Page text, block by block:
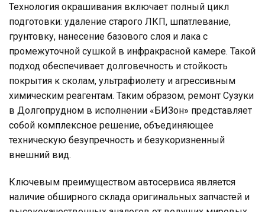
Технология окрашивания включает полный цикл
подготовки: удаление старого ЛКП, шпатлевание,
грунтовку, нанесение базового слоя и лака с
промежуточной сушкой в инфракрасной камере. Такой
подход обеспечивает долговечность и стойкость
покрытия к сколам, ультрафиолету и агрессивным
химическим реагентам. Таким образом, ремонт Сузуки
в Долгопрудном в исполнении «БИЗон» представляет
собой комплексное решение, объединяющее
техническую безупречность и безукоризненный
внешний вид.
Ключевым преимуществом автосервиса является
наличие обширного склада оригинальных запчастей и